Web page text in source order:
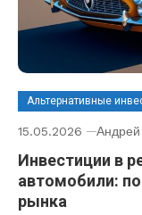
Альтернативные
15.05.2026 Андрей
Инвестиции в
автомобили:
рынка